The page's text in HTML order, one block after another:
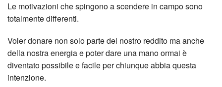
Le motivazioni che spingono a scendere in campo sono
totalmente differenti.
Voler donare non solo parte del nostro reddito ma anche
della nostra energia e poter dare una mano ormai è
diventato possibile e facile per chiunque abbia questa
intenzione.